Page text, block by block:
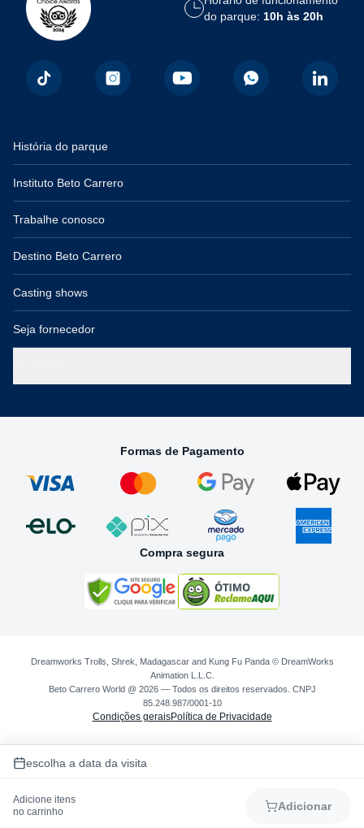
do parque: 10h às 20h
História do parque
Instituto Beto Carrero
Trabalhe conosco
Destino Beto Carrero
Casting shows
Seja fornecedor
Formas de Pagamento
Compra segura
Dreamworks Trolls, Shrek, Madagascar and Kung Fu Panda © DreamWorks
Animation L.L.C.
Beto Carrero World @ 2026 — Todos os direitos reservados. CNPJ
85.248.987/0001-10
Condições geraisPolítica de Privacidade
escolha a data da visita
Adicione itens
no carrinho
Adicionar